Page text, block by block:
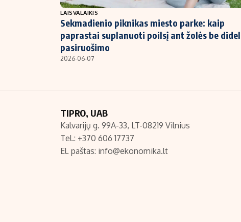
NT ir statybos
LAISVALAIKIS
Sekmadienio piknikas miesto parke: kaip
paprastai suplanuoti poilsį ant žolės be
pasiruošimo
2026-06-07
TIPRO, UAB
Kalvarijų g. 99A-33, LT-08219 Vilnius
Tel.: +370 606 17737
El. paštas: info@ekonomika.lt